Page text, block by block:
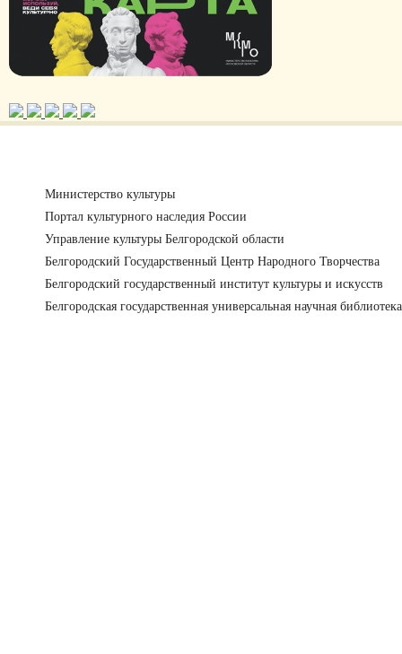
Министерство культуры
Портал культурного наследия России
Управление культуры Белгородской области
Белгородский Государственный Центр Народного Творчества
Белгородский государственный институт культуры и искусств
Белгородская государственная универсальная научная библиотека